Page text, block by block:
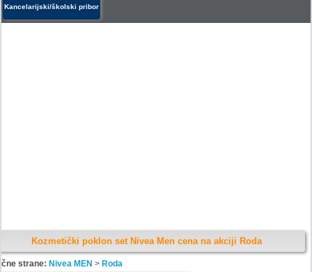
Kancelarijski/školski pribor
Kozmetički poklon set Nivea Men cena na akciji Roda
strane: Nivea MEN > Roda